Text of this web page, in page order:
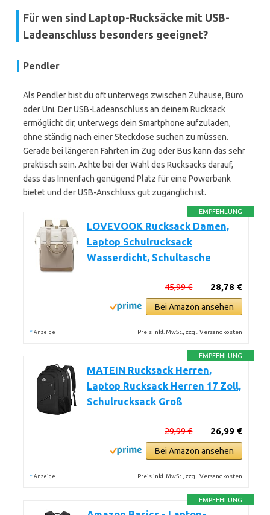
Für wen sind Laptop-Rucksäcke mit USB-
Ladeanschluss besonders geeignet?
Pendler
Als Pendler bist du oft unterwegs zwischen Zuhause, Büro
oder Uni. Der USB-Ladeanschluss an deinem Rucksack
ermöglicht dir, unterwegs dein Smartphone aufzuladen,
ohne ständig nach einer Steckdose suchen zu müssen.
Gerade bei längeren Fahrten im Zug oder Bus kann das sehr
praktisch sein. Achte bei der Wahl des Rucksacks darauf,
dass das Innenfach genügend Platz für eine Powerbank
bietet und der USB-Anschluss gut zugänglich ist.
EMPFEHLUNG
LOVEVOOK Rucksack Damen,
Laptop Schulrucksack
Wasserdicht, Schultasche
28,78 €
45,99 €
Bei Amazon ansehen
* Anzeige Preis inkl. MwSt., zzgl. Versandkosten
EMPFEHLUNG
MATEIN Rucksack Herren,
Laptop Rucksack Herren 17 Zoll,
Schulrucksack Groß
26,99 €
29,99 €
Bei Amazon ansehen
* Anzeige Preis inkl. MwSt., zzgl. Versandkosten
EMPFEHLUNG